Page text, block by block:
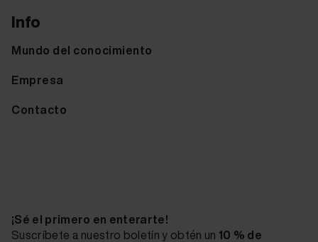
Info
Mundo del conocimiento
Empresa
Contacto
¡Sé el primero en enterarte!
Suscríbete a nuestro boletín y obtén un 10 % de